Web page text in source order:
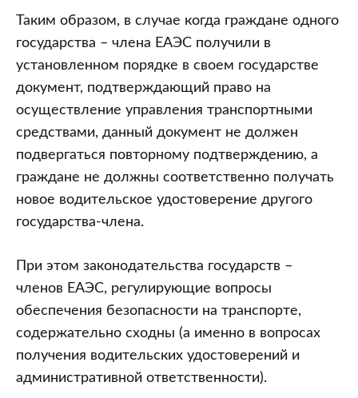
Таким образом, в случае когда граждане одного
государства – члена ЕАЭС получили в
установленном порядке в своем государстве
документ, подтверждающий право на
осуществление управления транспортными
средствами, данный документ не должен
подвергаться повторному подтверждению, а
граждане не должны соответственно получать
новое водительское удостоверение другого
государства-члена.
При этом законодательства государств –
членов ЕАЭС, регулирующие вопросы
обеспечения безопасности на транспорте,
содержательно сходны (а именно в вопросах
получения водительских удостоверений и
административной ответственности).